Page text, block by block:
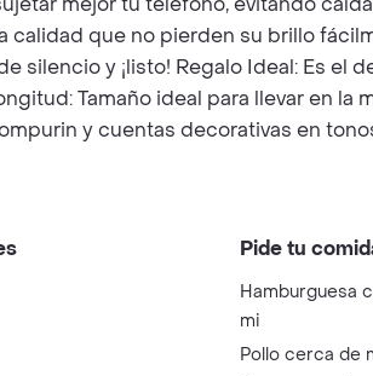
que no pierden su brillo
y ¡listo! Regalo Ideal: Es el
Tamaño ideal para llevar en la
y cuentas decorativas en
Pide tu
Hamburguesa
mi
Pollo cerca de